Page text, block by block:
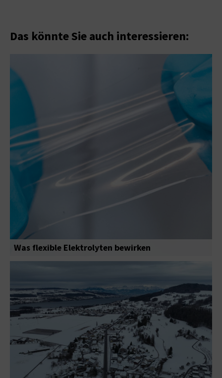
Das könnte Sie auch interessieren:
Was flexible Elektrolyten bewirken